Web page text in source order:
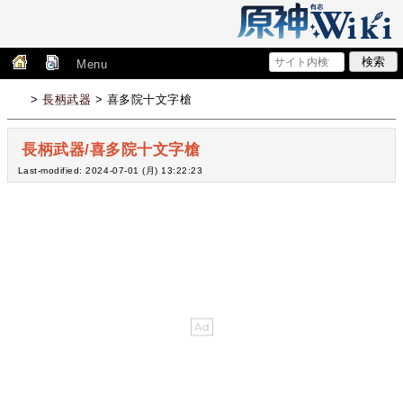
Menu
>長柄武器 > 喜多院十文字槍
長柄武器/喜多院十文字槍
Last-modified: 2024-07-01 (月) 13:22:23